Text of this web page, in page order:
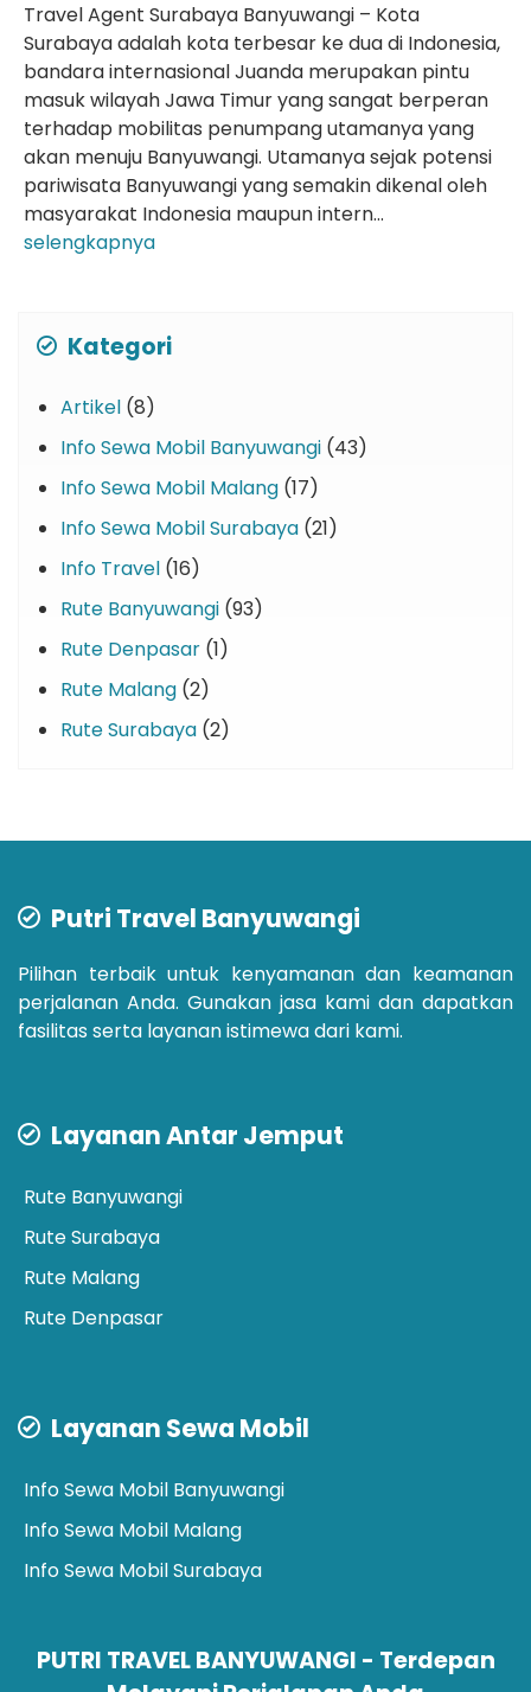
Travel Agent Surabaya Banyuwangi – Kota
Surabaya adalah kota terbesar ke dua di Indonesia,
bandara internasional Juanda merupakan pintu
masuk wilayah Jawa Timur yang sangat berperan
terhadap mobilitas penumpang utamanya yang
akan menuju Banyuwangi. Utamanya sejak potensi
pariwisata Banyuwangi yang semakin dikenal oleh
masyarakat Indonesia maupun intern...
selengkapnya
Kategori
Artikel (8)
Info Sewa Mobil Banyuwangi (43)
Info Sewa Mobil Malang (17)
Info Sewa Mobil Surabaya (21)
Info Travel (16)
Rute Banyuwangi (93)
Rute Denpasar (1)
Rute Malang (2)
Rute Surabaya (2)
Putri Travel Banyuwangi
Pilihan terbaik untuk kenyamanan dan keamanan
perjalanan Anda. Gunakan jasa kami dan dapatkan
fasilitas serta layanan istimewa dari kami.
Layanan Antar Jemput
Rute Banyuwangi
Rute Surabaya
Rute Malang
Rute Denpasar
Layanan Sewa Mobil
Info Sewa Mobil Banyuwangi
Info Sewa Mobil Malang
Info Sewa Mobil Surabaya
PUTRI TRAVEL BANYUWANGI - Terdepan